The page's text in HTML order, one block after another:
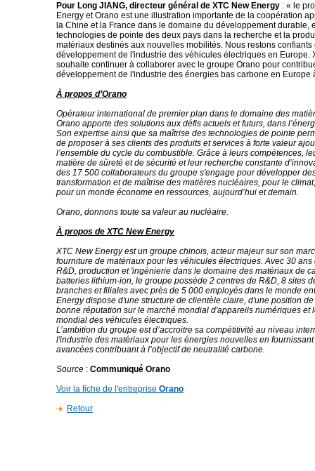
Pour Long JIANG, directeur général de XTC New Energy : « le
Energy et Orano est une illustration importante de la coopération
la Chine et la France dans le domaine du développement durable,
technologies de pointe des deux pays dans la recherche et la
matériaux destinés aux nouvelles mobilités. Nous restons confiants
développement de l'industrie des véhicules électriques en Europe.
souhaite continuer à collaborer avec le groupe Orano pour
développement de l'industrie des énergies bas carbone en Europe
À propos d’Orano
Opérateur international de premier plan dans le domaine des
Orano apporte des solutions aux défis actuels et futurs, dans
Son expertise ainsi que sa maîtrise des technologies de pointe
de proposer à ses clients des produits et services à forte valeur
l’ensemble du cycle du combustible. Grâce à leurs compétences,
matière de sûreté et de sécurité et leur recherche constante
des 17 500 collaborateurs du groupe s'engage pour développer
transformation et de maîtrise des matières nucléaires, pour le
pour un monde économe en ressources, aujourd’hui et demain.
Orano, donnons toute sa valeur au nucléaire.
À propos de XTC New Energy
XTC New Energy est un groupe chinois, acteur majeur sur son
fourniture de matériaux pour les véhicules électriques. Avec 30
R&D, production et 'ingénierie dans le domaine des matériaux de
batteries lithium-ion, le groupe possède 2 centres de R&D, 8 sites
branches et filiales avec près de 5 000 employés dans le monde
Energy dispose d'une structure de clientèle claire, d'une position
bonne réputation sur le marché mondial d'appareils numériques et
mondial des véhicules électriques.
L’ambition du groupe est d’accroitre sa compétitivité au niveau
l'industrie des matériaux pour les énergies nouvelles en
avancées contribuant à l’objectif de neutralité carbone.
Source : Communiqué Orano
Voir la fiche de l'entreprise Orano
Retour